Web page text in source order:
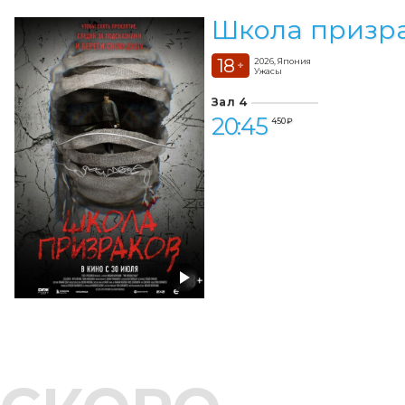
Школа
18 +
2026, Япония
Ужасы
Зал 4
20:45 450 ₽